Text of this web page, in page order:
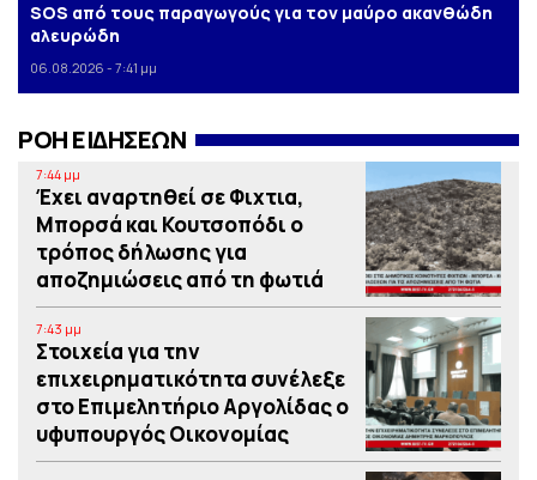
SOS από τους παραγωγούς για τον μαύρο ακανθώδη
αλευρώδη
06.08.2026 - 7:41 μμ
ΡΟΗ ΕΙΔΗΣΕΩΝ
7:44 μμ
Έχει αναρτηθεί σε Φιχτια,
Μπορσά και Κουτσοπόδι ο
τρόπος δήλωσης για
αποζημιώσεις από τη φωτιά
7:43 μμ
Στοιχεία για την
επιχειρηματικότητα συνέλεξε
στο Επιμελητήριο Αργολίδας ο
υφυπουργός Οικονομίας